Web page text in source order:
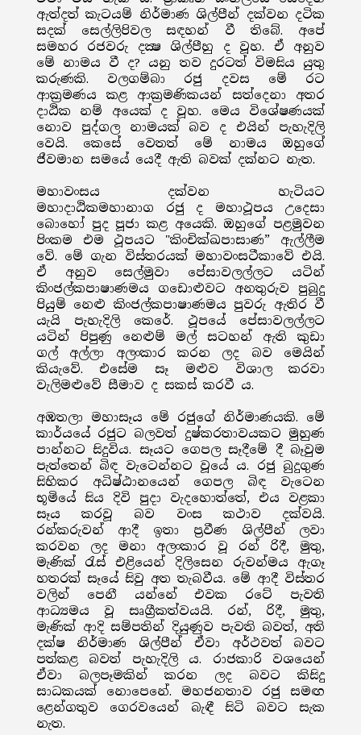
ඇත්දත් කැටයම් නිර්මාණ ශිල්පීන් දක්වන දටික
සදක් සෙල්ලිපිවල සඳහන් වී තිබේ. අපේ
සමහර රජවරු දක්‍ෂ ශිල්පීහු ද වූහ. ඒ අනුව
මේ නාමය වී ද? යනු තව දුරටත් විමසිය යුතු
කරුණකි. වලගම්බා රජු දවස මේ රට
ආක්‍රමණය කළ ආක්‍රමණිකයන් සත්දෙනා අතර
දාඨික නම් අයෙක් ද වූහ. මෙය විශේෂණයක්
නොව පුද්ගල නාමයක් බව ද එයින් පැහැදිලි
වෙයි. කෙසේ වෙතත් මේ නාමය ඔහුගේ
ජීවමාන සමයේ යෙදී ඇති බවක් දක්නට නැත.
මහාවංසය දක්වන හැටියට
මහාදාඨිකමහානාග රජු ද මහාථූපය උදෙසා
බොහෝ පුද පූජා කළ අයෙකි. ඔහුගේ පළමුවන
පිංකම එම ථූපයට "කිංචික්ඛපාසාණ” ඇල්ලීම
වේ. මේ ගැන විස්තරයක් මහාවංසටීකාවේ එයි.
ඒ අනුව සෙල්මුවා පේසාවලල්ලට යටින්
කිංජල්කපාෂාණමය ගඩොළුවට අනතුරුව පුබුදු
පියුම් නෙළු කිංජල්කපාෂාණමය පුවරු ඇතිර වී
යැයි පැහැදිලි කෙරේ. ථූපයේ පේසාවලල්ලට
යටින් පිපුණු නෙළුම් මල් සටහන් ඇති කුඩා
ගල් අල්ලා අලංකාර කරන ලද බව මෙයින්
කියැවේ. එසේම සෑ මළුව විශාල කරවා
වැලිමළුවේ සීමාව ද සකස් කරවී ය.
අඹතලා මහාසෑය මේ රජුගේ නිර්මාණයකි. මේ
කාර්යයේ රජුට බලවත් දුෂ්කරතාවයකට මුහුණ
පාන්නට සිදුවිය. සෑයට ගෙපල සෑදීමේ දී බෑවුම
පැත්තෙන් බිඳ වැටෙන්නට වූයේ ය. රජු බුදුගුණ
සිහිකර අධිෂ්ඨානයෙන් ගෙපල බිඳ වැටෙන
භූමියේ සිය දිවි පුදා වැදහොත්තේ, එය වළකා
සෑය කරවූ බව වංස කථාව දක්වයි.
රන්කරුවන් ආදී ඉතා ප්‍රවීණ ශිල්පීන් ලවා
කරවන ලද මනා අලංකාර වූ රන් රිදී, මුතු,
මැණික් රැස් එළියෙන් දිලිසෙන රුවන්මය ඇගෑ
හතරක් සෑයේ සිවු අත තැබවීය. මේ ආදී විස්තර
වලින් පෙනී යන්නේ එවක රටේ පැවති
ආධ්‍යමය වූ සෘග්‍රීකත්වයයි. රන්, රිදී, මුතු,
මැණික් ආදි සම්පතින් දියුණුව පැවති බවත්, අති
දක්ෂ නිර්මාණ ශිල්පීන් ඒවා අර්ථවත් බවට
පත්කළ බවත් පැහැදිලි ය. රාජකාරි වශයෙන්
ඒවා බලපෑමකින් කරන ලද බවට කිසිදු
සාධකයක් නොපෙනේ. මහජනතාව රජු සමඟ
ළෙන්ගතුව ගෙරවයෙන් බැඳී සිටි බවට සැක
නැත.